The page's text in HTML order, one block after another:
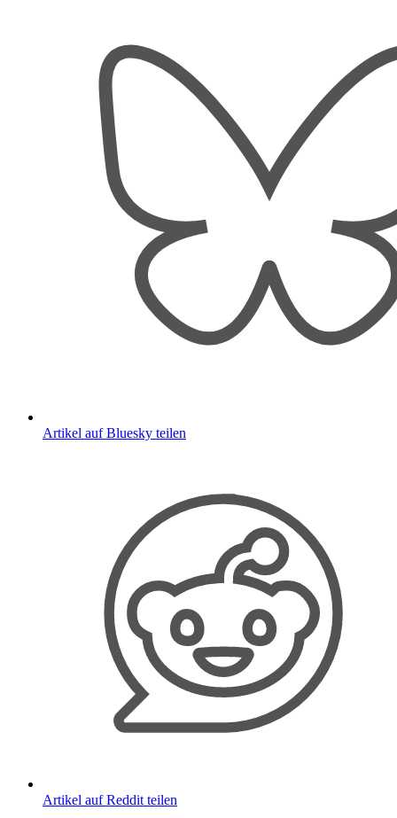
Artikel auf Bluesky teilen
Artikel auf Reddit teilen